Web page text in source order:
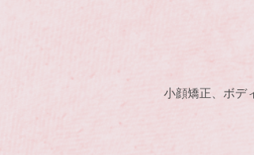
小顔矯正、ボデ